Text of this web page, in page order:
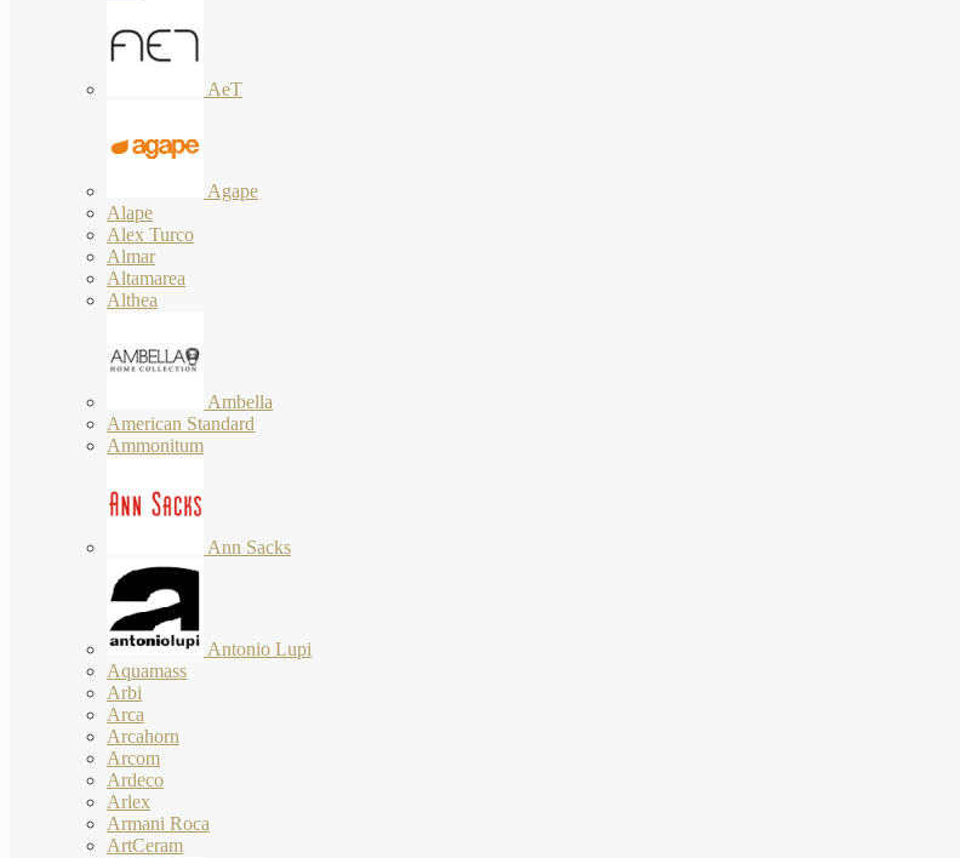
AeT
Agape
Alape
Alex Turco
Almar
Altamarea
Althea
Ambella
American Standard
Ammonitum
Ann Sacks
Antonio Lupi
Aquamass
Arbi
Arca
Arcahorn
Arcom
Ardeco
Arlex
Armani Roca
ArtCeram